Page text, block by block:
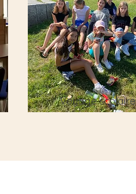
Voyage scolaire